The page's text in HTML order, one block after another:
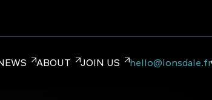
ABOUT JOIN US
hello@lonsdale.fr